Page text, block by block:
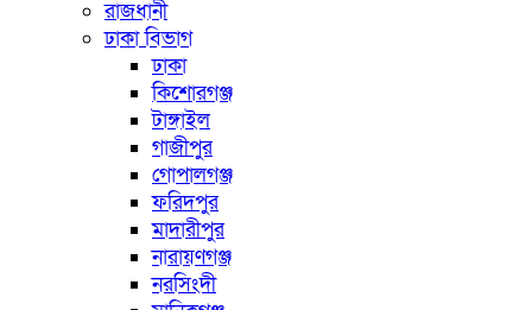
রাজধানী
ঢাকা বিভাগ
ঢাকা
কিশোরগঞ্জ
টাঙ্গাইল
গাজীপুর
গোপালগঞ্জ
ফরিদপুর
মাদারীপুর
নারায়ণগঞ্জ
নরসিংদী